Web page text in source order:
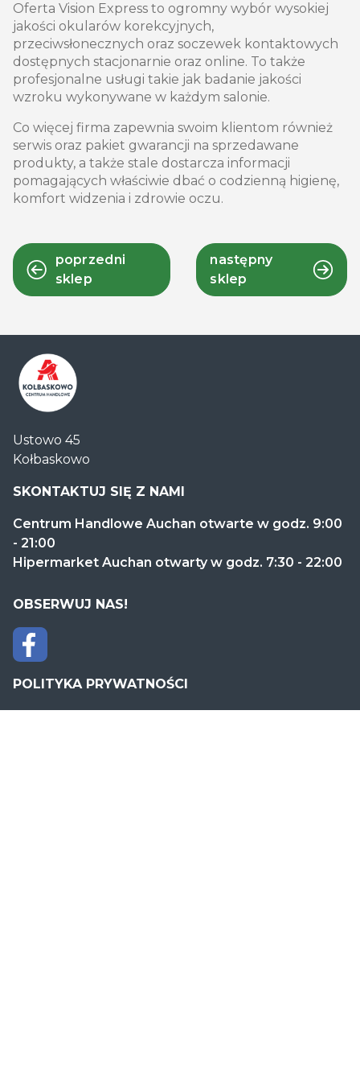
Oferta Vision Express to ogromny wybór wysokiej
jakości okularów korekcyjnych,
przeciwsłonecznych oraz soczewek kontaktowych
dostępnych stacjonarnie oraz online. To także
profesjonalne usługi takie jak badanie jakości
wzroku wykonywane w każdym salonie.
Co więcej firma zapewnia swoim klientom również
serwis oraz pakiet gwarancji na sprzedawane
produkty, a także stale dostarcza informacji
pomagających właściwie dbać o codzienną higienę,
komfort widzenia i zdrowie oczu.
poprzedni
sklep
następny
sklep
Handlowe
Auchan
Kołbaskowo
Ustowo 45
Kołbaskowo
SKONTAKTUJ SIĘ Z NAMI
Centrum Handlowe Auchan otwarte w godz. 9:00
- 21:00
Hipermarket Auchan otwarty w godz. 7:30 - 22:00
OBSERWUJ NAS!
POLITYKA PRYWATNOŚCI